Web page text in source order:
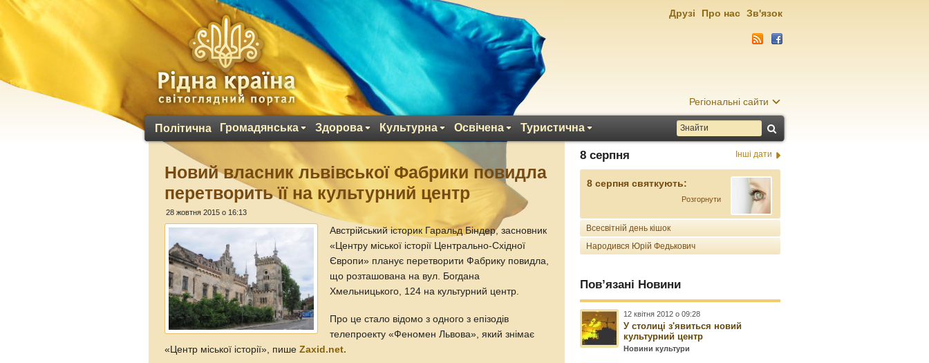
Регіональні сайти
Політична Громадянська Здорова Культурна Освічена Туристична
Друзі Про нас Зв'язок
Новий власник львівської Фабрики повидла
перетворить її на культурний центр
28 жовтня 2015 о 16:13
Австрійський історик Гаральд Біндер, засновник
«Центру міської історії Центрально-Східної
Європи» планує перетворити Фабрику повидла,
що розташована на вул. Богдана
Хмельницького, 124 на культурний центр.
Про це стало відомо з одного з епізодів
телепроекту «Феномен Львова», який знімає
«Центр міської історії», пишеZaxid.net.
8 серпня Інші дати
8 серпня святкують:
Розгорнути
Всесвітній день кішок
Народився Юрій Федькович
Пов’язані Новини
12 квітня 2012 о 09:28
У столиці з'явиться новий
культурний центр
Новини культури